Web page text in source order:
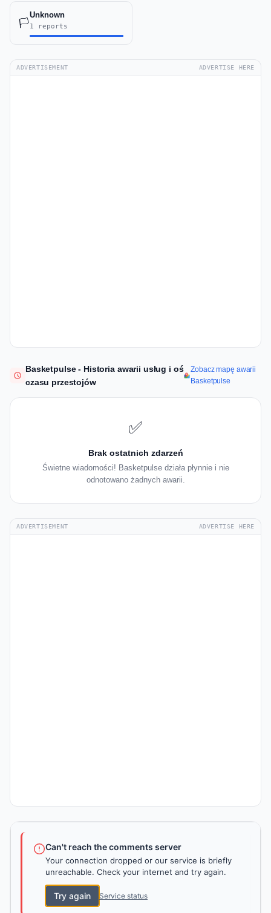
🏳️
Unknown
1 reports
ADVERTISEMENT ADVERTISE HERE
Basketpulse - Historia awarii usług i oś
czasu przestojów
Zobacz mapę awarii
Basketpulse
✅
Brak ostatnich zdarzeń
Świetne wiadomości! Basketpulse działa płynnie i nie
odnotowano żadnych awarii.
ADVERTISEMENT ADVERTISE HERE
Can't reach the comments server
Your connection dropped or our service is briefly
unreachable. Check your internet and try again.
Try again Service status